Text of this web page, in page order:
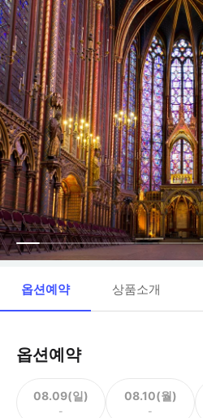
옵션예약 상품소개
옵션예약
08.09(일)
-
08.10(월)
-